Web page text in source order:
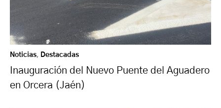
Noticias, Destacadas
Inauguración del Nuevo Puente del Aguadero
en Orcera (Jaén)